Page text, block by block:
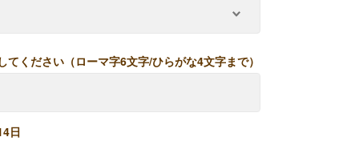
てください（ローマ字6文字/ひらがな4文字まで）
日